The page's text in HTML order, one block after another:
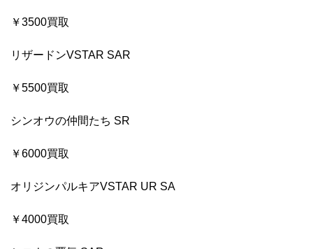
￥3500買取
リザードンVSTAR SAR
￥5500買取
シンオウの仲間たち SR
￥6000買取
オリジンパルキアVSTAR UR SA
￥4000買取